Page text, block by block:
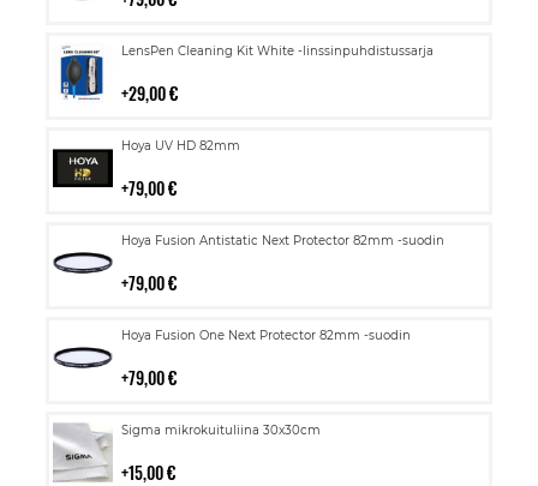
LensPen Cleaning Kit White -linssinpuhdistussarja
29,00 €
Lisää
Hoya UV HD 82mm
79,00 €
Lisää
Hoya Fusion Antistatic Next Protector 82mm -suodin
79,00 €
Lisää
Hoya Fusion One Next Protector 82mm -suodin
79,00 €
Lisää
Sigma mikrokuituliina 30x30cm
15,00 €
Lisää